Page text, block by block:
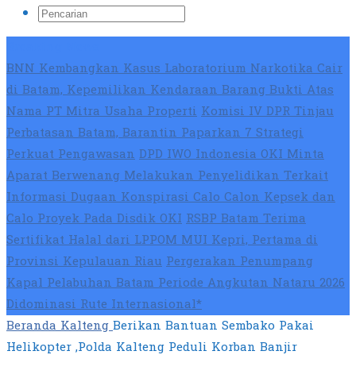
BNN Kembangkan Kasus Laboratorium Narkotika Cair
di Batam, Kepemilikan Kendaraan Barang Bukti Atas
Nama PT Mitra Usaha PropertiKomisi IV DPR Tinjau
Perbatasan Batam, Barantin Paparkan 7 Strategi
Perkuat PengawasanDPD IWO Indonesia OKI Minta
Aparat Berwenang Melakukan Penyelidikan Terkait
Informasi Dugaan Konspirasi Calo Calon Kepsek dan
Calo Proyek Pada Disdik OKIRSBP Batam Terima
Sertifikat Halal dari LPPOM MUI Kepri, Pertama di
Provinsi Kepulauan RiauPergerakan Penumpang
Kapal Pelabuhan Batam Periode Angkutan Nataru 2026
Didominasi Rute Internasional*
BerandaKaltengBerikan Bantuan Sembako Pakai
Helikopter ,Polda Kalteng Peduli Korban Banjir